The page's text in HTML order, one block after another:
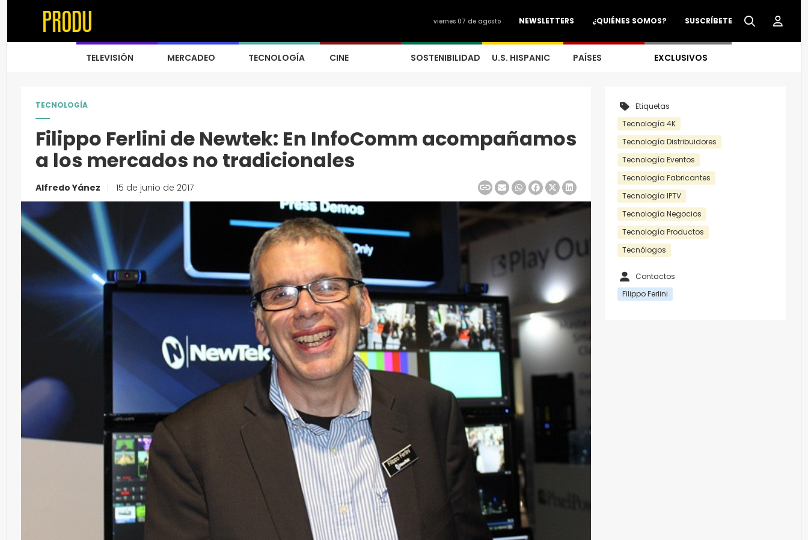
SUSCRÍBETE
¿QUIÉNES SOMOS?
NEWSLETTERS
viernes 07 de agosto
TELEVISIÓN MERCADEO TECNOLOGÍA CINE SOSTENIBILIDAD U.S. HISPANIC PAÍSES EXCLUSIVOS
TECNOLOGÍA
Filippo Ferlini de Newtek: En InfoComm acompañamos
a los mercados no tradicionales
Alfredo Yánez 15 de junio de 2017
Etiquetas
Tecnología 4K
Tecnología Distribuidores
Tecnología Eventos
Tecnología Fabricantes
Tecnología IPTV
Tecnología Negocios
Tecnología Productos
Tecnólogos
Contactos
Filippo Ferlini